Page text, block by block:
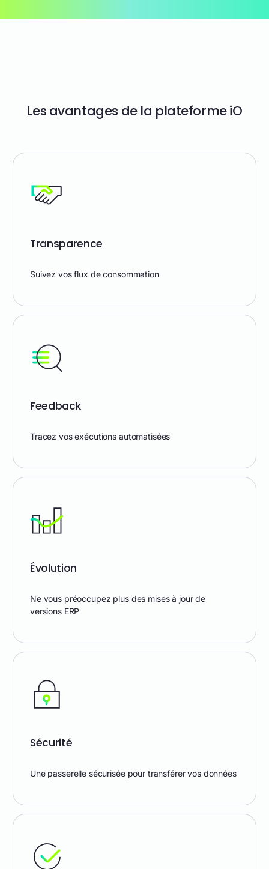
Les avantages de la plateforme iO
Transparence
Suivez vos flux de consommation
Feedback
Tracez vos exécutions automatisées
Évolution
Ne vous préoccupez plus des mises à jour de
versions ERP
Sécurité
Une passerelle sécurisée pour transférer vos données